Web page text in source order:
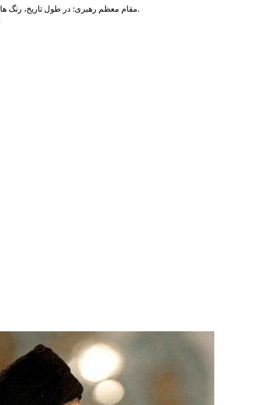
مقام معظم رهبری: در طول تاریخ، رنگ های گوناگون بر سیاست این کشور پهناور سایه افکند؛ اما رنگ ثابت مردم گیلان، رنگ ایمان بود.